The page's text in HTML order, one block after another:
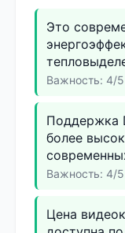
Это
Важность: 4/5
Поддержка
более
Важность: 4/5
Цена